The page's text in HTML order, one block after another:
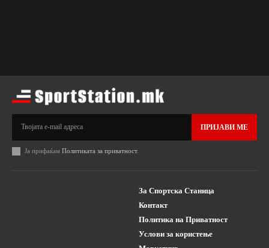
ПРИЈАВИ МЕ
Ја прифаќам Политиката за приватност.
За Спортска Станица
Контакт
Политика на Приватност
Услови за користење